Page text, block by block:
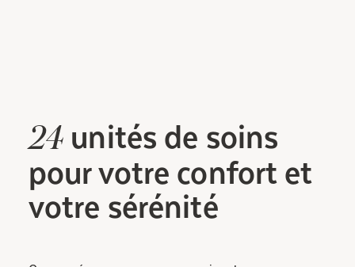
24 unitésde soins
pour votre confort et
votre sérénité